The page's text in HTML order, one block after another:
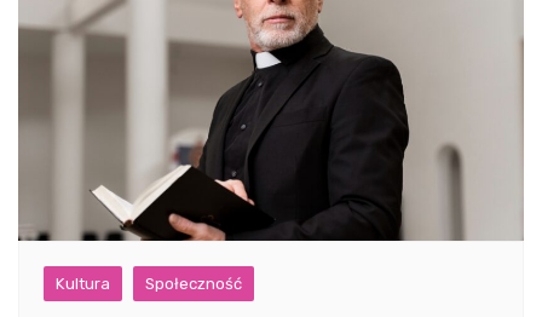
Kultura Społeczność